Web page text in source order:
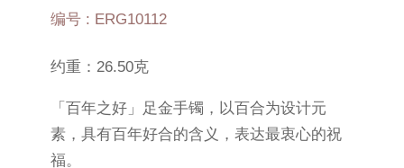
编号 : ERG10112
约重：26.50克
「百年之好」足金手镯，以百合为设计元
素，具有百年好合的含义，表达最衷心的祝
福。